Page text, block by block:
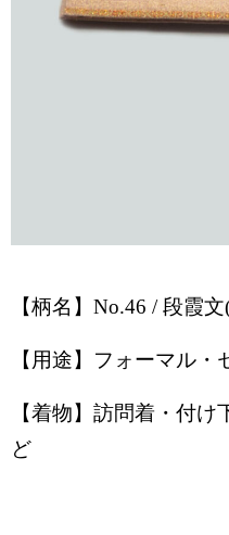
【柄名】 No.46 / 段霞文
【用途】フォーマル
【着物】訪問着・付
ど